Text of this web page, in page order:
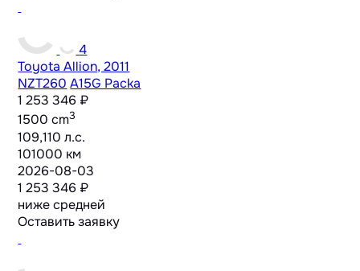
4
Toyota Allion, 2011
NZT260 A15G Packa
1 253 346 ₽
1500 cm3
109,110 л.с.
101000 км
2026-08-03
1 253 346 ₽
ниже средней
Оставить заявку